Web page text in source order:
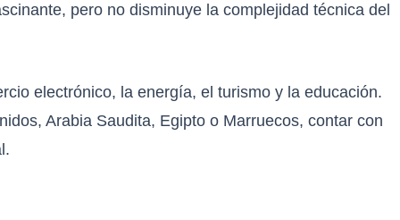
pero no disminuye la complejidad técnica del
electrónico, la energía, el turismo y la educación.
Arabia Saudita, Egipto o Marruecos, contar con